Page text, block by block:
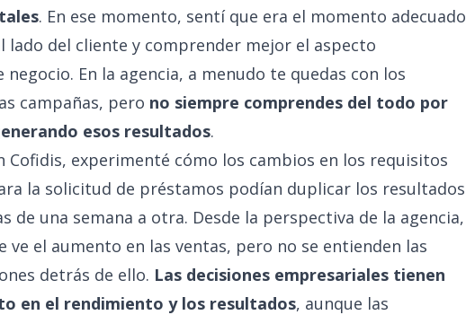
. En ese momento, sentí que era el momento adecuado
lado del cliente y comprender mejor el aspecto
negocio. En la agencia, a menudo te quedas con los
campañas, pero no siempre comprendes del todo por
esos resultados.
Cofidis, experimenté cómo los cambios en los requisitos
la solicitud de préstamos podían duplicar los resultados
de una semana a otra. Desde la perspectiva de la agencia,
ve el aumento en las ventas, pero no se entienden las
detrás de ello. Las decisiones empresariales tienen
en el rendimiento y los resultados, aunque las